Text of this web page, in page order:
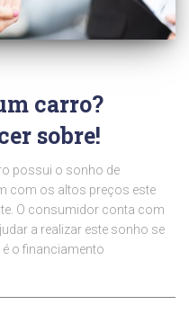
carro?
sobre!
possui o sonho de
com os altos preços este
O consumidor conta com
a realizar este sonho se
o financiamento